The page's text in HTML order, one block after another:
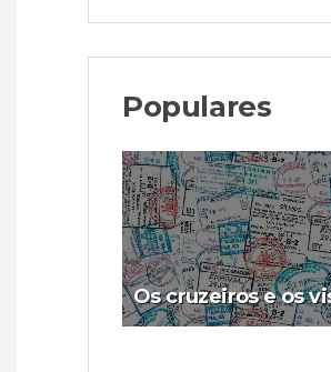
Populares
Os cruzeiros e os